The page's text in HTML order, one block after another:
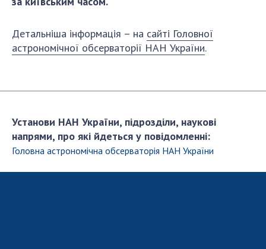
НАУКОВІ ВИДАННЯ
АКАДЕМІЯ КОМЕНТУЄ
КОНТАКТИ
ПРОФСПІЛКА НАН УКРАЇНИ
Детальніша інформація – на сайті Головної
астрономічної обсерваторії НАН України.
Установи НАН України, підрозділи, наукові
напрями, про які йдеться у повідомленні:
Головна астрономiчна обсерваторiя НАН України